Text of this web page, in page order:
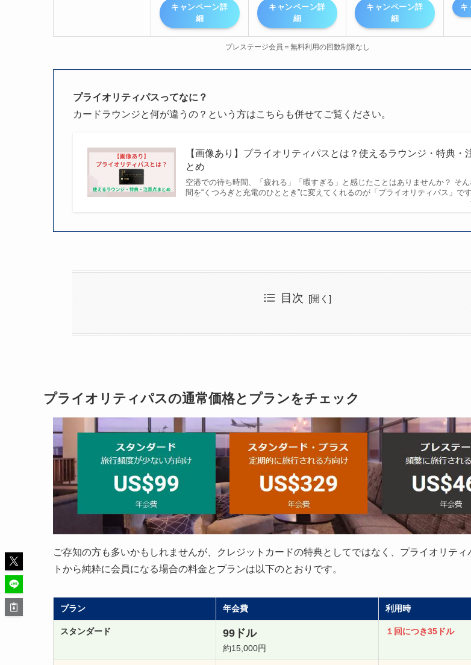
キャンペーン詳
細
キャンペーン詳
細
キャンペーン詳
細
キ
プレステージ会員＝無料利用の回数制限なし
プライオリティパスってなに？
カードラウンジと何が違うの？という方はこちらも併せてご覧ください。
【画像あり】プライオリティパスとは？使えるラウンジ・特典・
とめ
空港での待ち時間、「疲れる」「暇すぎる」と感じたことはありませんか？ そ
間を“くつろぎと充電のひととき”に変えてくれるのが「プライオリティパス」で
目次
プライオリティパスの通常価格とプランをチェック
ご存知の方も多いかもしれませんが、クレジットカードの特典としてではなく、プライオリティ
トから純粋に会員になる場合の料金とプランは以下のとおりです。
プラン 年会費 利用時
スタンダード 99ドル
約15,000円
１回につき35ドル